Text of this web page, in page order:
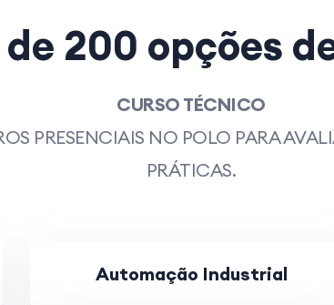
200 opções
CURSO TÉCNICO
PRESENCIAIS NO POLO PARA
PRÁTICAS.
Automação Industrial